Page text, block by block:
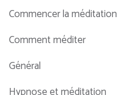
Commencer la méditation
Comment méditer
Général